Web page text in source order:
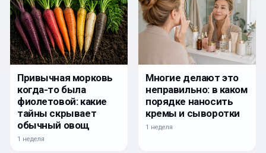
Привычная морковь
когда-то была
фиолетовой: какие
тайны скрывает
обычный овощ
1 неделя
Многие делают это
неправильно: в каком
порядке наносить
кремы и сыворотки
1 неделя